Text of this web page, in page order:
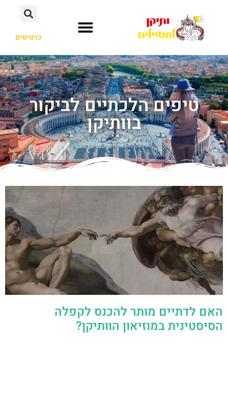
כרטיסים
טיפים הלכתיים לביקור
בוותיקן
האם לדתיים מותר להכנס לקפלה
הסיסטינית במוזיאון הוותיקן?